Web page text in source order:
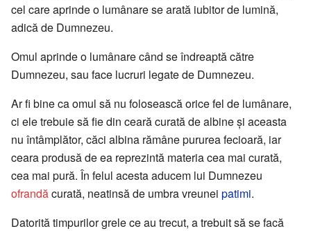
cel care aprinde o lumânare se arată iubitor de lumină,
adică de Dumnezeu.
Omul aprinde o lumânare când se îndreaptă către
Dumnezeu, sau face lucruri legate de Dumnezeu.
Ar fi bine ca omul să nu folosească orice fel de lumânare,
ci ele trebuie să fie din ceară curată de albine și aceasta
nu întâmplător, căci albina rămâne pururea fecioară, iar
ceara produsă de ea reprezintă materia cea mai curată,
cea mai pură. În felul acesta aducem lui Dumnezeu
ofrandăcurată, neatinsă de umbra vreunei patimi.
Datorită timpurilor grele ce au trecut, a trebuit să se facă